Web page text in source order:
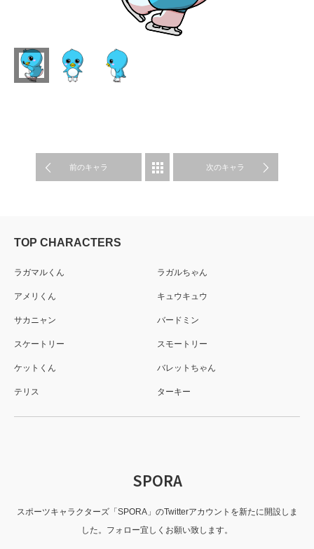
前のキャラ
SPORA 次のキャラ
TOP CHARACTERS
ラガマルくん
アメリくん
サカニャン
スケートリー
ケットくん
テリス
ラガルちゃん
キュウキュウ
バードミン
スモートリー
バレットちゃん
ターキー
SPORA
スポーツキャラクターズ「SPORA」のTwitterアカウントを新たに開設しま
した。フォロー宜しくお願い致します。